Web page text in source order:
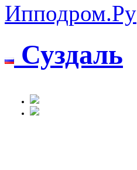
Ипподром.Ру
Суздaль